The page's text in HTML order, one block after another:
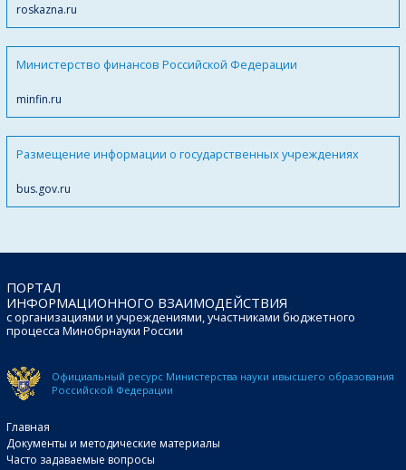
roskazna.ru
Министерство финансов Российской Федерации
minfin.ru
Размещение информации о государственных учреждениях
bus.gov.ru
ПОРТАЛ
ИНФОРМАЦИОННОГО ВЗАИМОДЕЙСТВИЯ
с организациями и учреждениями, участниками бюджетного
процесса Минобрнауки России
Официальный ресурс Министерства науки ивысшего образования
Российской Федерации
Главная
Документы и методические материалы
Часто задаваемые вопросы